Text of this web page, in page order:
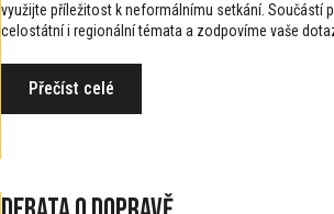
využijte příležitost k neformálnímu setkání. Součástí
celostátní i regionální témata a zodpovíme vaše
Přečíst celé